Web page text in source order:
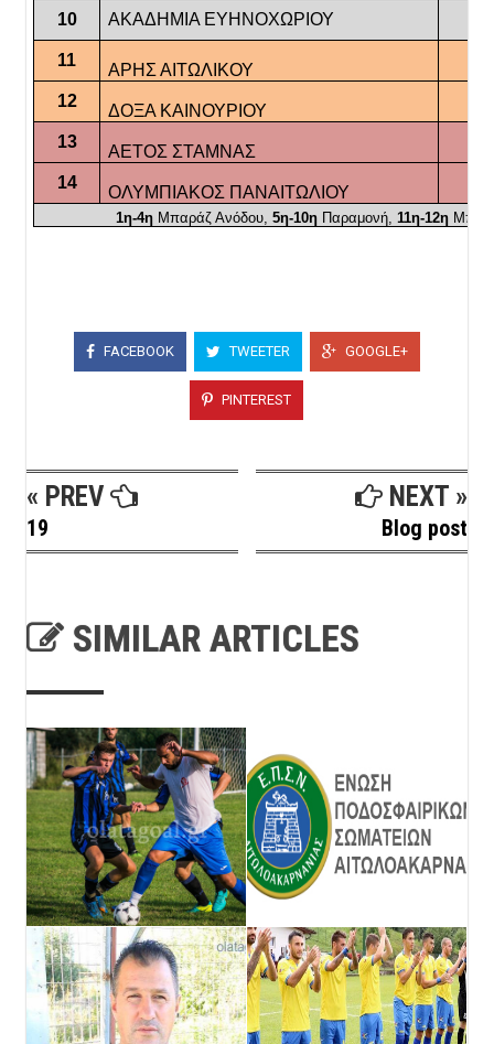
10 ΑΚΑΔΗΜΙΑ ΕΥΗΝΟΧΩΡΙΟΥ
11
ΑΡΗΣ ΑΙΤΩΛΙΚΟΥ
12
ΔΟΞΑ ΚΑΙΝΟΥΡΙΟΥ
13
ΑΕΤΟΣ ΣΤΑΜΝΑΣ
14
ΟΛΥΜΠΙΑΚΟΣ ΠΑΝΑΙΤΩΛΙΟΥ
1η-4ηΜπαράζ Ανόδου, 5η-10ηΠαραμονή, 11η-12η
FACEBOOK TWEETER GOOGLE+
PINTEREST
« PREV
19
NEXT »
Blog post
SIMILAR ARTICLES